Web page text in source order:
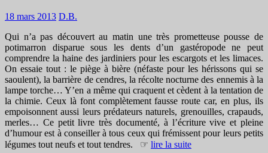
18 mars 2013 D.B.
Qui n’a pas découvert au matin une très prometteuse pousse de
potimarron disparue sous les dents d’un gastéropode ne peut
comprendre la haine des jardiniers pour les escargots et les limaces.
On essaie tout : le piège à bière (néfaste pour les hérissons qui se
saoulent), la barrière de cendres, la récolte nocturne des ennemis à la
lampe torche… Y’en a même qui craquent et cèdent à la tentation de
la chimie. Ceux là font complètement fausse route car, en plus, ils
empoisonnent aussi leurs prédateurs naturels, grenouilles, crapauds,
merles… Ce petit livre très documenté, à l’écriture vive et pleine
d’humour est à conseiller à tous ceux qui frémissent pour leurs petits
légumes tout neufs et tout tendres. ☞ lire la suite